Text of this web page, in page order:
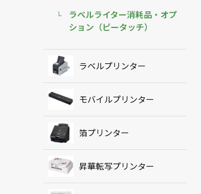
ラベルライター消耗品・オプ
ション（ピータッチ）
ラベルプリンター
モバイルプリンター
箔プリンター
昇華転写プリンター